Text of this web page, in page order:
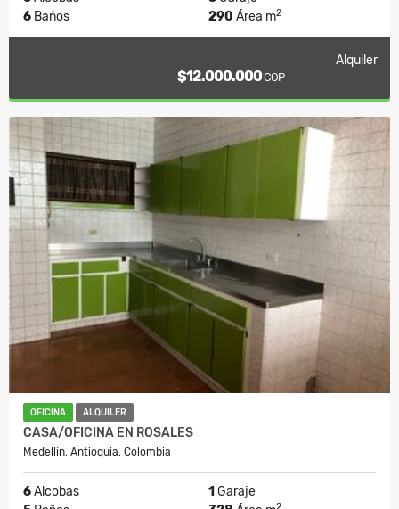
6 Baños 290 Área m2
Alquiler
$12.000.000COP
OFICINA ALQUILER
CASA/OFICINA EN ROSALES
Medellín, Antioquia, Colombia
6Alcobas 1 Garaje